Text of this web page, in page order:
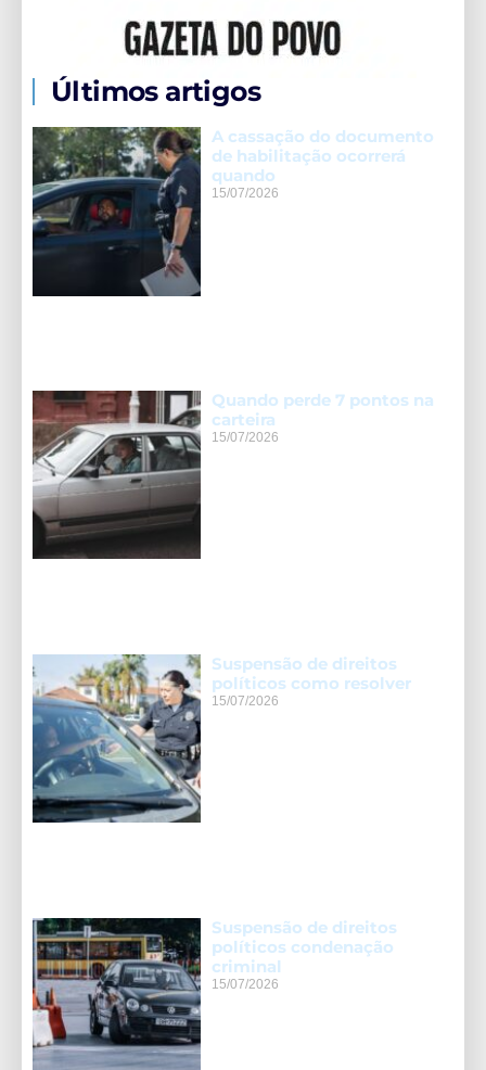
Últimos artigos
A cassação do documento
de habilitação ocorrerá
quando
15/07/2026
Quando perde 7 pontos na
carteira
15/07/2026
Suspensão de direitos
políticos como resolver
15/07/2026
Suspensão de direitos
políticos condenação
criminal
15/07/2026